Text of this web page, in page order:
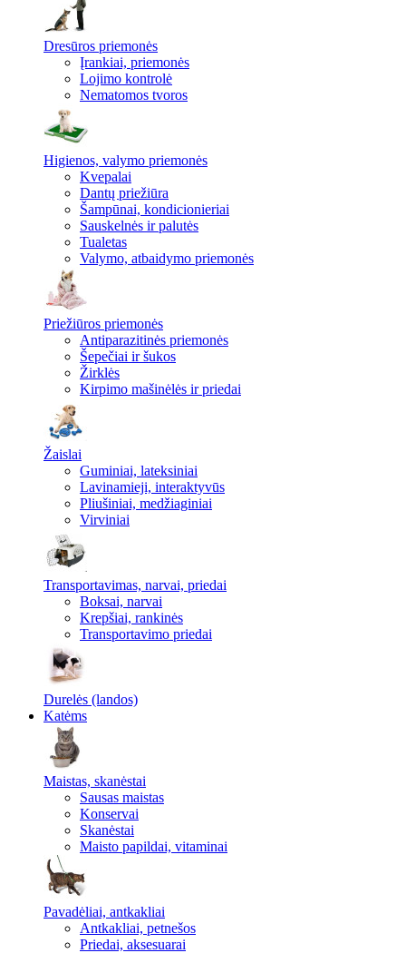
Dresūros priemonės
Įrankiai, priemonės
Lojimo kontrolė
Nematomos tvoros
Higienos, valymo priemonės
Kvepalai
Dantų priežiūra
Šampūnai, kondicionieriai
Sauskelnės ir palutės
Tualetas
Valymo, atbaidymo priemonės
Priežiūros priemonės
Antiparazitinės priemonės
Šepečiai ir šukos
Žirklės
Kirpimo mašinėlės ir priedai
Žaislai
Guminiai, lateksiniai
Lavinamieji, interaktyvūs
Pliušiniai, medžiaginiai
Virviniai
Transportavimas, narvai, priedai
Boksai, narvai
Krepšiai, rankinės
Transportavimo priedai
Durelės (landos)
Katėms
Maistas, skanėstai
Sausas maistas
Konservai
Skanėstai
Maisto papildai, vitaminai
Pavadėliai, antkakliai
Antkakliai, petnešos
Priedai, aksesuarai